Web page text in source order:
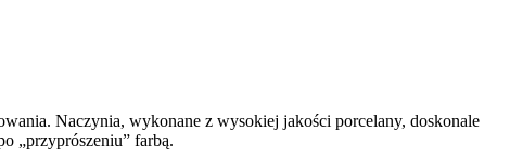
Naczynia, wykonane z wysokiej jakości porcelany, doskonale
„przyprószeniu” farbą.